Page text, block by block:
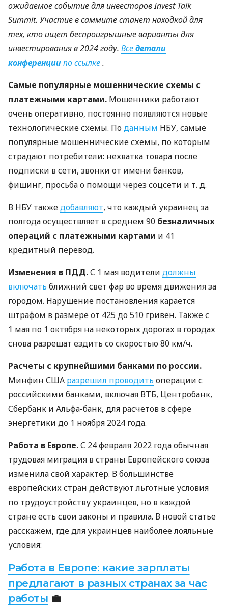
ожидаемое событие для инвесторов Invest Talk
Summit. Участие в саммите станет находкой для
тех, кто ищет беспроигрышные варианты для
инвестирования в 2024 году. Вседетали
конференциипо ссылке.
Самые популярные мошеннические схемы с
платежными картами. Мошенники работают
очень оперативно, постоянно появляются новые
технологические схемы. Поданным НБУ, самые
популярные мошеннические схемы, по которым
страдают потребители: нехватка товара после
подписки в сети, звонки от имени банков,
фишинг, просьба о помощи через соцсети и т. д.
В НБУ такжедобавляют, что каждый украинец за
полгода осуществляет в среднем 90 безналичных
операций с платежными картами и 41
кредитный перевод.
Изменения в ПДД.С 1 мая водители должны
включать ближний свет фар во время движения за
городом. Нарушение постановления карается
штрафом в размере от 425 до 510 гривен. Также с
1 мая по 1 октября на некоторых дорогах в городах
снова разрешат ездить со скоростью 80 км/ч.
Расчеты с крупнейшими банками по россии.
Минфин США разрешил проводить операции с
российскими банками, включая ВТБ, Центробанк,
Сбербанк и Альфа-банк, для расчетов в сфере
энергетики до 1 ноября 2024 года.
Работа в Европе.С 24 февраля 2022 года обычная
трудовая миграция в страны Европейского союза
изменила свой характер. В большинстве
европейских стран действуют льготные условия
по трудоустройству украинцев, но в каждой
стране есть свои законы и правила. В новой статье
расскажем, где для украинцев наиболее лояльные
условия:
Работа в Европе: какие зарплаты
предлагают в разных странах за час
работы 💼